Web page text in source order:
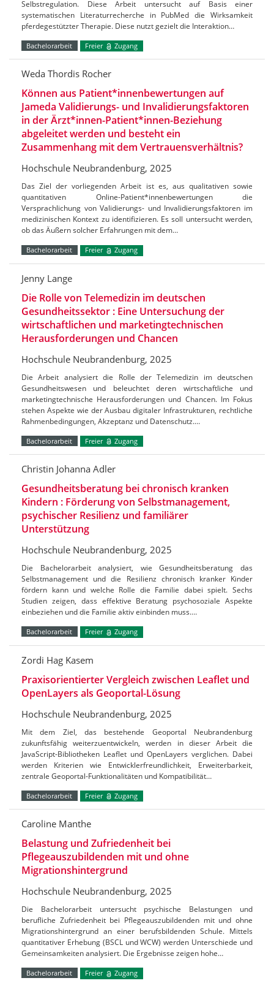
Selbstregulation. Diese Arbeit untersucht auf Basis einer
systematischen Literaturrecherche in PubMed die Wirksamkeit
pferdegestützter Therapie. Diese nutzt gezielt die Interaktion…
Bachelorarbeit Freier Zugang
Weda Thordis Rocher
Können aus Patient*innenbewertungen auf
Jameda Validierungs- und Invalidierungsfaktoren
in der Ärzt*innen-Patient*innen-Beziehung
abgeleitet werden und besteht ein
Zusammenhang mit dem Vertrauensverhältnis?
Hochschule Neubrandenburg, 2025
Das Ziel der vorliegenden Arbeit ist es, aus qualitativen sowie
quantitativen Online-Patient*innenbewertungen die
Versprachlichung von Validierungs- und Invalidierungsfaktoren im
medizinischen Kontext zu identifizieren. Es soll untersucht werden,
ob das Äußern solcher Erfahrungen mit dem…
Bachelorarbeit Freier Zugang
Jenny Lange
Die Rolle von Telemedizin im deutschen
Gesundheitssektor : Eine Untersuchung der
wirtschaftlichen und marketingtechnischen
Herausforderungen und Chancen
Hochschule Neubrandenburg, 2025
Die Arbeit analysiert die Rolle der Telemedizin im deutschen
Gesundheitswesen und beleuchtet deren wirtschaftliche und
marketingtechnische Herausforderungen und Chancen. Im Fokus
stehen Aspekte wie der Ausbau digitaler Infrastrukturen, rechtliche
Rahmenbedingungen, Akzeptanz und Datenschutz.…
Bachelorarbeit Freier Zugang
Christin Johanna Adler
Gesundheitsberatung bei chronisch kranken
Kindern : Förderung von Selbstmanagement,
psychischer Resilienz und familiärer
Unterstützung
Hochschule Neubrandenburg, 2025
Die Bachelorarbeit analysiert, wie Gesundheitsberatung das
Selbstmanagement und die Resilienz chronisch kranker Kinder
fördern kann und welche Rolle die Familie dabei spielt. Sechs
Studien zeigen, dass effektive Beratung psychosoziale Aspekte
einbeziehen und die Familie aktiv einbinden muss.…
Bachelorarbeit Freier Zugang
Zordi Hag Kasem
Praxisorientierter Vergleich zwischen Leaflet und
OpenLayers als Geoportal-Lösung
Hochschule Neubrandenburg, 2025
Mit dem Ziel, das bestehende Geoportal Neubrandenburg
zukunftsfähig weiterzuentwickeln, werden in dieser Arbeit die
JavaScript-Bibliotheken Leaflet und OpenLayers verglichen. Dabei
werden Kriterien wie Entwicklerfreundlichkeit, Erweiterbarkeit,
zentrale Geoportal-Funktionalitäten und Kompatibilität…
Bachelorarbeit Freier Zugang
Caroline Manthe
Belastung und Zufriedenheit bei
Pflegeauszubildenden mit und ohne
Migrationshintergrund
Hochschule Neubrandenburg, 2025
Die Bachelorarbeit untersucht psychische Belastungen und
berufliche Zufriedenheit bei Pflegeauszubildenden mit und ohne
Migrationshintergrund an einer berufsbildenden Schule. Mittels
quantitativer Erhebung (BSCL und WCW) werden Unterschiede und
Gemeinsamkeiten analysiert. Die Ergebnisse zeigen hohe…
Bachelorarbeit Freier Zugang